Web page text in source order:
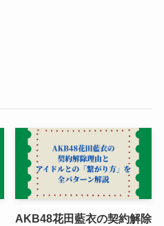
AKB48花田藍衣の契約解除